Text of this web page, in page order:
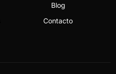
Blog
Contacto